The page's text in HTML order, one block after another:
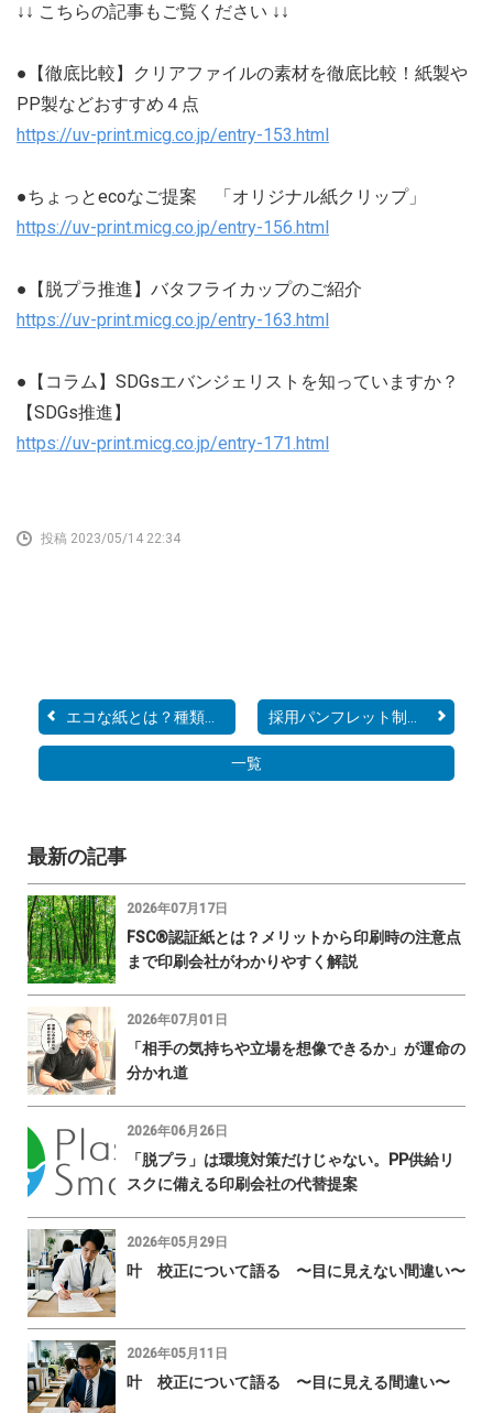
↓↓ こちらの記事もご覧ください ↓↓
●【徹底比較】クリアファイルの素材を徹底比較！紙製や
PP製などおすすめ４点
https://uv-print.micg.co.jp/entry-153.html
●ちょっとecoなご提案 「オリジナル紙クリップ」
https://uv-print.micg.co.jp/entry-156.html
●【脱プラ推進】バタフライカップのご紹介
https://uv-print.micg.co.jp/entry-163.html
●【コラム】SDGsエバンジェリストを知っていますか？
【SDGs推進】
https://uv-print.micg.co.jp/entry-171.html
投稿 2023/05/14 22:34
エコな紙とは？種類や選択... 採用パンフレット制作にお...
一覧
最新の記事
2026年07月17日
FSC®認証紙とは？メリットから印刷時の注意点
まで印刷会社がわかりやすく解説
2026年07月01日
「相手の気持ちや立場を想像できるか」が運命の
分かれ道
2026年06月26日
「脱プラ」は環境対策だけじゃない。PP供給リ
スクに備える印刷会社の代替提案
2026年05月29日
叶 校正について語る 〜目に見えない間違い〜
2026年05月11日
叶 校正について語る 〜目に見える間違い〜